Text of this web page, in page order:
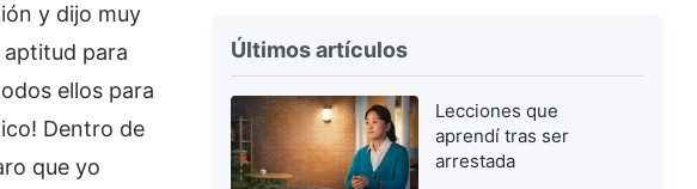
y dijo muy
aptitud para
ellos para
Dentro de
que yo
Últimos artículos
Lecciones que
aprendí tras ser
arrestada